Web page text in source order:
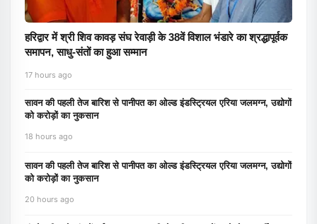
हरिद्वार में श्री शिव कावड़ संघ रेवाड़ी के 38वें विशाल भंडारे का श्रद्धापूर्वक
समापन, साधु-संतों का हुआ सम्मान
17 hours ago
सावन की पहली तेज बारिश से पानीपत का ओल्ड इंडस्ट्रियल एरिया जलमग्न, उद्योगों
को करोड़ों का नुकसान
18 hours ago
सावन की पहली तेज बारिश से पानीपत का ओल्ड इंडस्ट्रियल एरिया जलमग्न, उद्योगों
को करोड़ों का नुकसान
20 hours ago